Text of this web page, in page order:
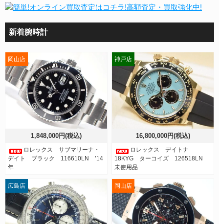
新着腕時計
1,848,000円(税込)
ロレックス サブマリーナ・
デイト ブラック 116610LN ’14
年
岡山店
16,800,000円(税込)
ロレックス デイトナ
18KYG ターコイズ 126518LN
未使用品
神戸店
広島店 岡山店